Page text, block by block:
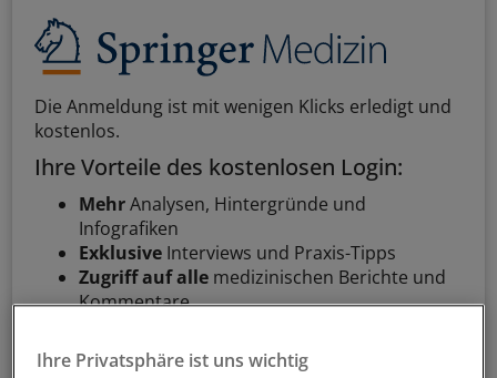
Die Anmeldung ist mit wenigen Klicks erledigt und
kostenlos.
Ihre Vorteile des kostenlosen Login:
MehrAnalysen, Hintergründe und
Infografiken
Exklusive Interviews und Praxis-Tipps
Zugriff auf alle medizinischen Berichte und
Kommentare
Ihre Privatsphäre ist uns wichtig